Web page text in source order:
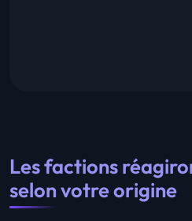
Les factions
selon votre origine